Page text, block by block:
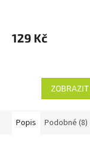
129 Kč
ZOBRAZIT
Popis Podobné (8)